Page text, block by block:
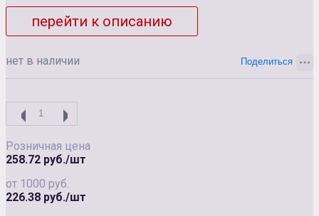
перейти к описанию
нет в наличии
Розничная цена
258.72 руб./шт
от 1000 руб.
226.38 руб./шт